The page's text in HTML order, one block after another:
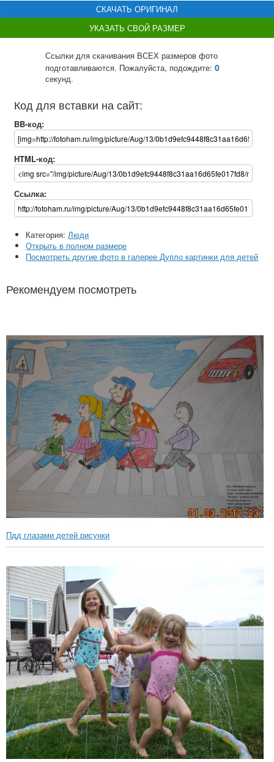
СКАЧАТЬ ОРИГИНАЛ
УКАЗАТЬ СВОЙ РАЗМЕР
Ссылки для скачивания ВСЕХ размеров фото
подготавливаются. Пожалуйста, подождите: 0
секунд.
Код для вставки на сайт:
BB-код:
HTML-код:
Ссылка:
Категория:Люди
Открыть в полном размере
Посмотреть другие фото в галерее Дупло картинки для детей
Рекомендуем посмотреть
Пдд глазами детей рисунки